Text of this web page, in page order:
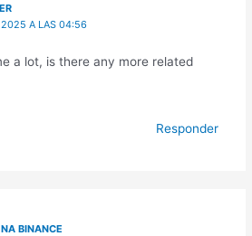
2025 A LAS 04:56
a lot, is there any more related
Responder
BINANCE